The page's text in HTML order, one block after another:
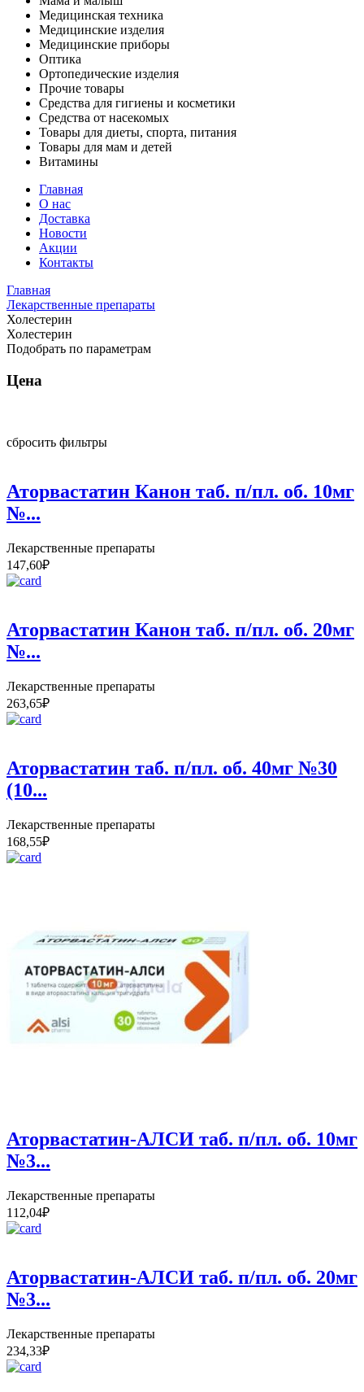
Медицинская техника
Медицинские изделия
Медицинские приборы
Оптика
Ортопедические изделия
Прочие товары
Средства для гигиены и косметики
Средства от насекомых
Товары для диеты, спорта, питания
Товары для мам и детей
Витамины
Главная
О нас
Доставка
Новости
Акции
Контакты
Главная
Лекарственные препараты
Холестерин
Холестерин
Подобрать по параметрам
Цена
сбросить фильтры
Аторвастатин Канон таб. п/пл. об. 10мг
№...
Лекарственные препараты
147,60₽
Аторвастатин Канон таб. п/пл. об. 20мг
№...
Лекарственные препараты
263,65₽
Аторвастатин таб. п/пл. об. 40мг №30
(10...
Лекарственные препараты
168,55₽
Аторвастатин-АЛСИ таб. п/пл. об. 10мг
№3...
Лекарственные препараты
112,04₽
Аторвастатин-АЛСИ таб. п/пл. об. 20мг
№3...
Лекарственные препараты
234,33₽